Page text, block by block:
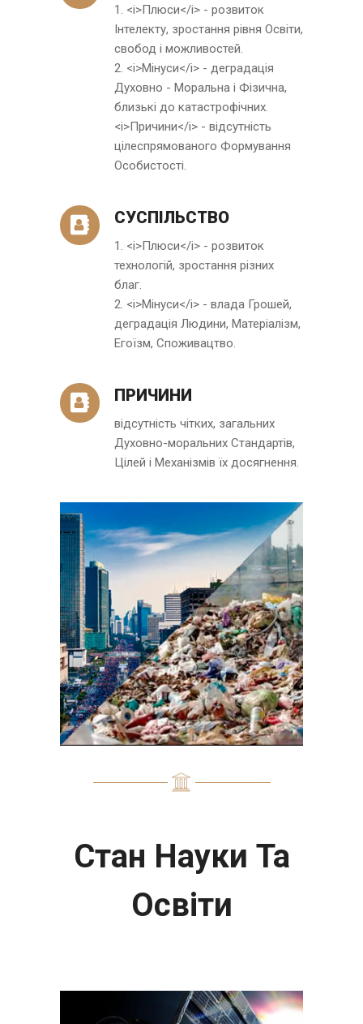
1. <i>Плюси</i> - розвиток
Інтелекту, зростання рівня Освіти,
свобод і можливостей.
2. <i>Мінуси</i> - деградація
Духовно - Моральна і Фізична,
близькі до катастрофічних.
<i>Причини</i> - відсутність
цілеспрямованого Формування
Особистості.
СУСПІЛЬСТВО
1. <i>Плюси</i> - розвиток
технологій, зростання різних
благ.
2. <i>Мінуси</i> - влада Грошей,
деградація Людини, Матеріалізм,
Егоїзм, Споживацтво.
ПРИЧИНИ
відсутність чітких, загальних
Духовно-моральних Стандартів,
Цілей і Механізмів їх досягнення.
Стан Науки Та
Освіти